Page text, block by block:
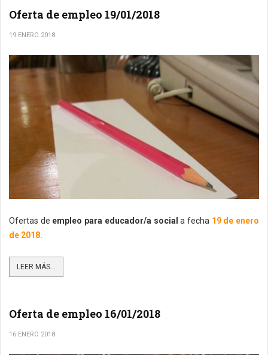
Oferta de empleo 19/01/2018
19 ENERO 2018
Ofertas de empleo para educador/a social a fecha 19 de enero
de 2018.
LEER MÁS...
Oferta de empleo 16/01/2018
16 ENERO 2018